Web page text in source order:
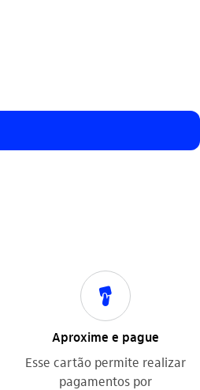
icon-itaufonts_aporte_de_capital icon
Aproxime e pague
Esse cartão permite realizar
pagamentos por